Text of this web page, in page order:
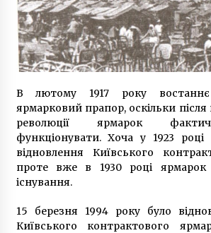
В лютому 1917 року
ярмарковий прапор, оскільки
революції ярмарок
функціонувати. Хоча у 1923
відновлення Київського
проте вже в 1930 році
існування.
15 березня 1994 року було
Київського контрактового